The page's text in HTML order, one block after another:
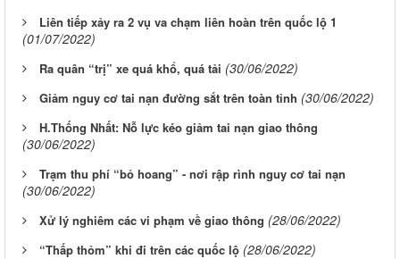
Liên tiếp xảy ra 2 vụ va chạm liên hoàn trên quốc lộ 1
(01/07/2022)
Ra quân “trị” xe quá khổ, quá tải (30/06/2022)
Giảm nguy cơ tai nạn đường sắt trên toàn tỉnh (30/06/2022)
H.Thống Nhất: Nỗ lực kéo giảm tai nạn giao thông
(30/06/2022)
Trạm thu phí “bỏ hoang” - nơi rập rình nguy cơ tai nạn
(30/06/2022)
Xử lý nghiêm các vi phạm về giao thông (28/06/2022)
“Thấp thỏm” khi đi trên các quốc lộ (28/06/2022)